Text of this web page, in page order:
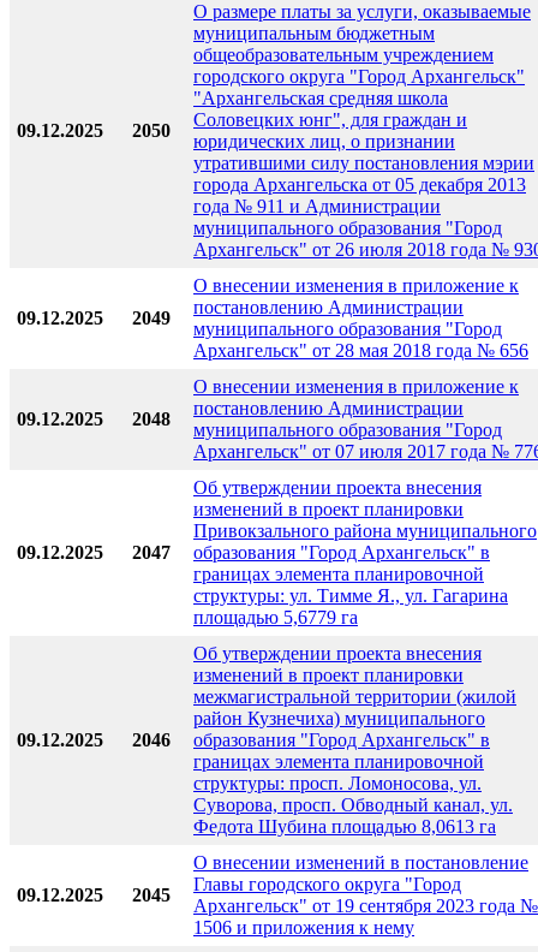
09.12.2025 2050
О размере платы за услуги, оказываемые
муниципальным бюджетным
общеобразовательным учреждением
городского округа "Город Архангельск"
"Архангельская средняя школа
Соловецких юнг", для граждан и
юридических лиц, о признании
утратившими силу постановления мэрии
города Архангельска от 05 декабря 2013
года № 911 и Администрации
муниципального образования "Город
Архангельск" от 26 июля 2018 года №
09.12.2025 2049
О внесении изменения в приложение к
постановлению Администрации
муниципального образования "Город
Архангельск" от 28 мая 2018 года № 656
09.12.2025 2048
О внесении изменения в приложение к
постановлению Администрации
муниципального образования "Город
Архангельск" от 07 июля 2017 года №
09.12.2025 2047
Об утверждении проекта внесения
изменений в проект планировки
Привокзального района муниципального
образования "Город Архангельск" в
границах элемента планировочной
структуры: ул. Тимме Я., ул. Гагарина
площадью 5,6779 га
09.12.2025 2046
Об утверждении проекта внесения
изменений в проект планировки
межмагистральной территории (жилой
район Кузнечиха) муниципального
образования "Город Архангельск" в
границах элемента планировочной
структуры: просп. Ломоносова, ул.
Суворова, просп. Обводный канал, ул.
Федота Шубина площадью 8,0613 га
09.12.2025 2045
О внесении изменений в постановление
Главы городского округа "Город
Архангельск" от 19 сентября 2023 года №
1506 и приложения к нему